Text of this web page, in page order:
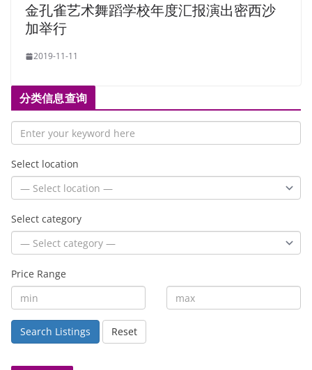
金孔雀艺术舞蹈学校年度汇报演出密西沙
加举行
2019-11-11
分类信息查询
Select location
Select category
Price Range
Search Listings Reset